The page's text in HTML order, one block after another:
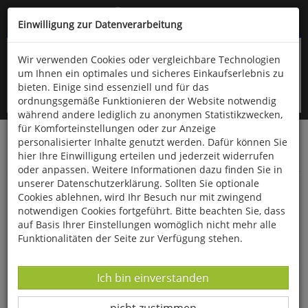
Kompletten Head der Seite überspringen
oder (06766) 9323-960
Startseite Bücher Downloads
Zeitschriften
Der Falke
Braunkehlchen in Hessen
Einwilligung zur Datenverarbeitung
Wir verwenden Cookies oder vergleichbare Technologien
um Ihnen ein optimales und sicheres Einkaufserlebnis zu
bieten. Einige sind essenziell und für das
ordnungsgemäße Funktionieren der Website notwendig
während andere lediglich zu anonymen Statistikzwecken,
für Komforteinstellungen oder zur Anzeige
personalisierter Inhalte genutzt werden. Dafür können Sie
hier Ihre Einwilligung erteilen und jederzeit widerrufen
oder anpassen. Weitere Informationen dazu finden Sie in
unserer Datenschutzerklärung. Sollten Sie optionale
Cookies ablehnen, wird Ihr Besuch nur mit zwingend
notwendigen Cookies fortgeführt. Bitte beachten Sie, dass
auf Basis Ihrer Einstellungen womöglich nicht mehr alle
Funktionalitäten der Seite zur Verfügung stehen.
Datenverarbeitung -
Ich bin einverstanden